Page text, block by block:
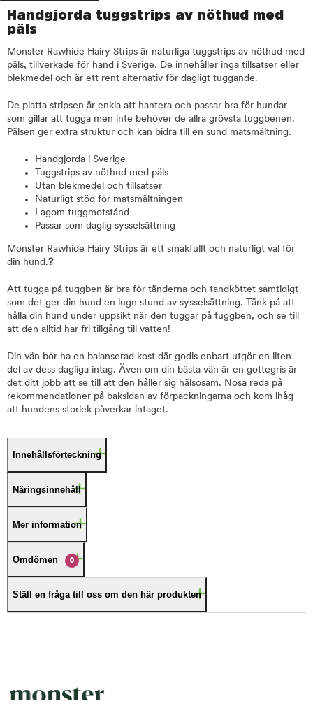
Handgjorda tuggstrips av nöthud med
päls
Monster Rawhide Hairy Strips är naturliga tuggstrips av nöthud med
päls, tillverkade för hand i Sverige. De innehåller inga tillsatser eller
blekmedel och är ett rent alternativ för dagligt tuggande.
De platta stripsen är enkla att hantera och passar bra för hundar
som gillar att tugga men inte behöver de allra grövsta tuggbenen.
Pälsen ger extra struktur och kan bidra till en sund matsmältning.
Handgjorda i Sverige
Tuggstrips av nöthud med päls
Utan blekmedel och tillsatser
Naturligt stöd för matsmältningen
Lagom tuggmotstånd
Passar som daglig sysselsättning
Monster Rawhide Hairy Strips är ett smakfullt och naturligt val för
din hund.?
Att tugga på tuggben är bra för tänderna och tandköttet samtidigt
som det ger din hund en lugn stund av sysselsättning. Tänk på att
hålla din hund under uppsikt när den tuggar på tuggben, och se till
att den alltid har fri tillgång till vatten!
Din vän bör ha en balanserad kost där godis enbart utgör en liten
del av dess dagliga intag. Även om din bästa vän är en gottegris är
det ditt jobb att se till att den håller sig hälsosam. Nosa reda på
rekommendationer på baksidan av förpackningarna och kom ihåg
att hundens storlek påverkar intaget.
Innehållsförteckning
Näringsinnehåll
Mer information
Omdömen 0
Ställ en fråga till oss om den här produkten